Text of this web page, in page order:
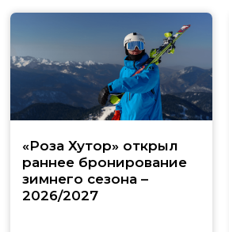
«Роза Хутор» открыл
раннее бронирование
зимнего сезона –
2026/2027